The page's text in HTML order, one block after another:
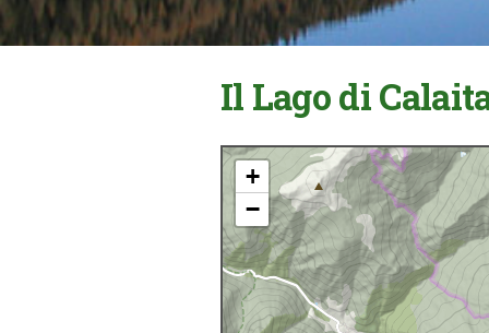
Il Lago di